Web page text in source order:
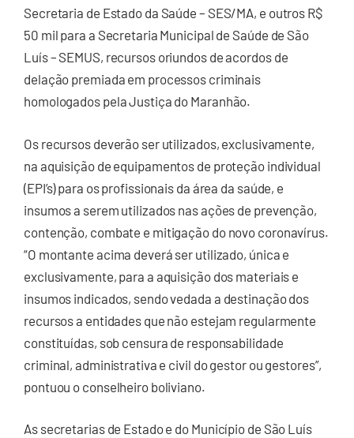
Secretaria de Estado da Saúde – SES/MA, e outros R$
50 mil para a Secretaria Municipal de Saúde de São
Luís – SEMUS, recursos oriundos de acordos de
delação premiada em processos criminais
homologados pela Justiça do Maranhão.
Os recursos deverão ser utilizados, exclusivamente,
na aquisição de equipamentos de proteção individual
(EPI’s) para os profissionais da área da saúde, e
insumos a serem utilizados nas ações de prevenção,
contenção, combate e mitigação do novo coronavírus.
“O montante acima deverá ser utilizado, única e
exclusivamente, para a aquisição dos materiais e
insumos indicados, sendo vedada a destinação dos
recursos a entidades que não estejam regularmente
constituídas, sob censura de responsabilidade
criminal, administrativa e civil do gestor ou gestores”,
pontuou o conselheiro boliviano.
As secretarias de Estado e do Município de São Luís